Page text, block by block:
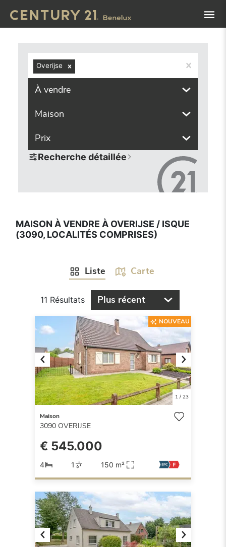
Overijse
À vendre
Maison
Prix
Recherche détaillée
MAISON À VENDRE À OVERIJSE / ISQUE
(3090, LOCALITÉS COMPRISES)
Liste Carte
11 Résultats Plus récent
Previous Next
1/ 23
NOUVEAU
Maison
3090 OVERIJSE
€ 545.000
4 1 150 m²
Previous Next